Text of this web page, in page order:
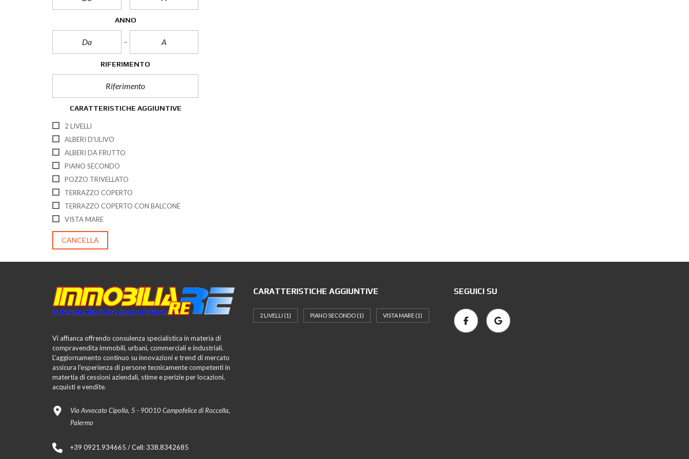
ANNO
RIFERIMENTO
CARATTERISTICHE AGGIUNTIVE
2 LIVELLI
ALBERI D'ULIVO
ALBERI DA FRUTTO
PIANO SECONDO
POZZO TRIVELLATO
TERRAZZO COPERTO
TERRAZZO COPERTO CON BALCONE
VISTA MARE
CANCELLA
Vi affianca offrendo consulenza specialistica in materia di
compravendita immobili, urbani, commerciali e industriali.
L'aggiornamento continuo su innovazioni e trend di mercato
assicura l'esperienza di persone tecnicamente competenti in
matertia di cessioni aziendali, stime e perizie per locazioni,
acquisti e vendite.
Via Avvocato Cipolla, 5 - 90010 Campofelice di Roccella,
Palermo
+39 0921.934665 / Cell: 338.8342685
CARATTERISTICHE AGGIUNTIVE
2 LIVELLI (1) PIANO SECONDO(1) VISTA MARE(1)
SEGUICI SU